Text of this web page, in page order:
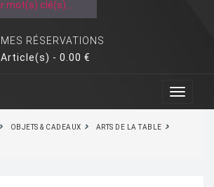
MES RÉSERVATIONS
Article(s) - 0.00 €
OBJETS & CADEAUX
ARTS DE LA TABLE